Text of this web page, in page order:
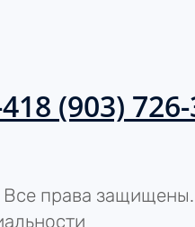
8 (903)
права защищены.